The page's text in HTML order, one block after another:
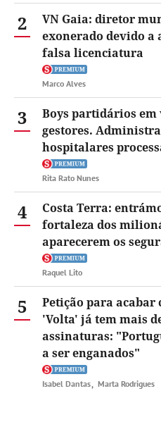
2
VN Gaia: diretor
exonerado devido a
falsa licenciatura
Marco Alves
3
Boys partidários em
gestores.
hospitalares
Rita Rato Nunes
4
Costa Terra:
fortaleza dos
aparecerem os
Raquel Lito
5
Petição para acabar
'Volta' já tem mais
assinaturas:
a ser enganados"
Isabel Dantas Marta Rodrigues